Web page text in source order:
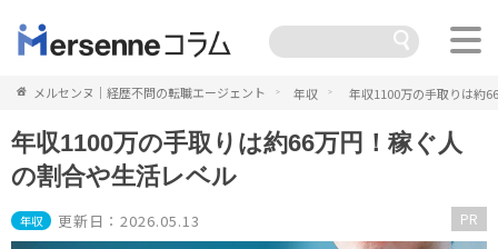
メルセンヌ｜経歴不問の転職エージェント 年収 年収1100万の手取りは約
年収1100万の手取りは約66万円！稼ぐ人
の割合や生活レベル
年収 更新日：2026.05.13 PR